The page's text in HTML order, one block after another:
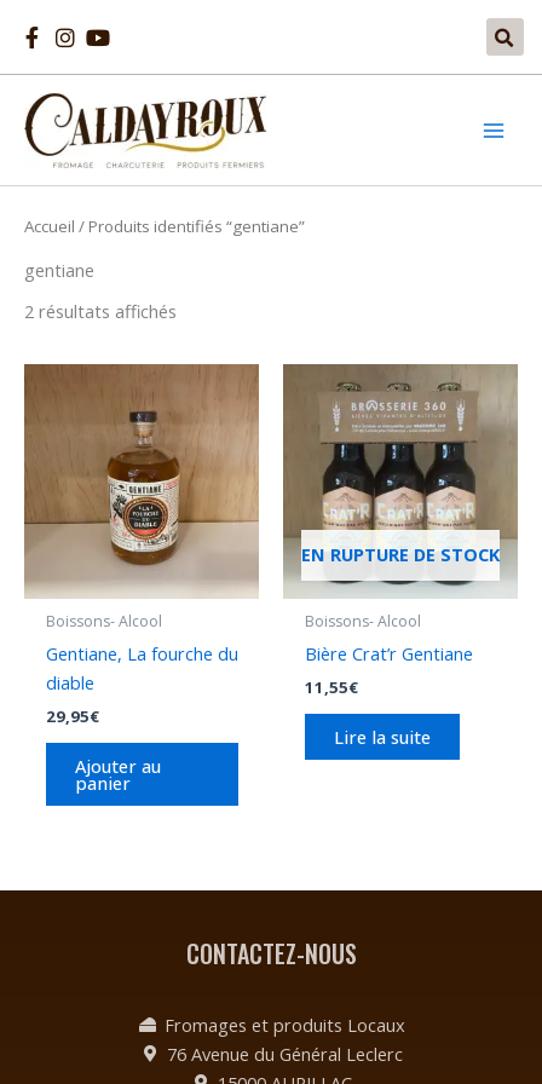
contenu
Accueil / Produits identifiés “gentiane”
gentiane
2 résultats affichés
Boissons- Alcool
Gentiane, La fourche du
diable
29,95€
Ajouter au
panier
EN RUPTURE DE STOCK
Boissons- Alcool
Bière Crat’r Gentiane
11,55€
Lire la suite
CONTACTEZ-NOUS
Fromages et produits Locaux
76 Avenue du Général Leclerc